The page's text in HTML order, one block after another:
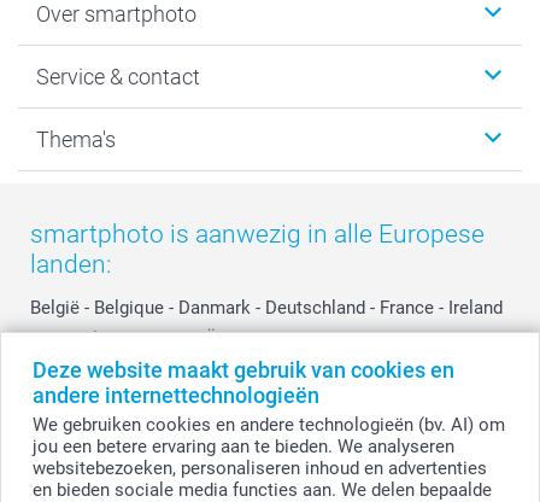
Deze website maakt gebruik van cookies en
andere internettechnologieën
We gebruiken cookies en andere technologieën (bv. AI) om
jou een betere ervaring aan te bieden. We analyseren
websitebezoeken, personaliseren inhoud en advertenties
en bieden sociale media functies aan. We delen bepaalde
Fotoboeken
Fotocadeaus
Kaarten
Over smartphoto
Vacatures
Bestelproces
Privacy
Cookiebeleid
Reviews
Prijslijst
Investor Relations
Service & contact
Tevredenheidsgarantie
smartbonus
smartfriends
service@smartphoto.nl
Affiliate partnerprogramma
Partnerships
Influencer partnerprogramma
Thema's
Moederdag
Vaderdag
Huwelijk
smartphoto is aanwezig in alle Europese
landen:
België - Belgique - Danmark - Deutschland - France - Ireland
- Nederland - Norge - Österreich - Schweiz - Suisse -
Switzerland - Suomi - Sverige - United Kingdom -
Other Countries
Alle prijzen zijn in EURO (€) inclusief BTW en exclusief verzendkosten.